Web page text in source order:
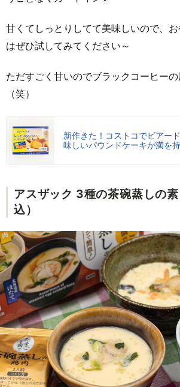
甘くてしっとりしてて美味しいので、
はぜひ試してみてください～
ただすごく甘いのでブラックコーヒーの
（笑）
新作きた！コストコでビアー
味しいパウンドケーキが満を
アスザック 3種の茶碗蒸しの
込）